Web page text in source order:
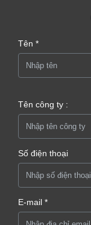
Tên *
Tên công ty :
Số điện thoại
E-mail *